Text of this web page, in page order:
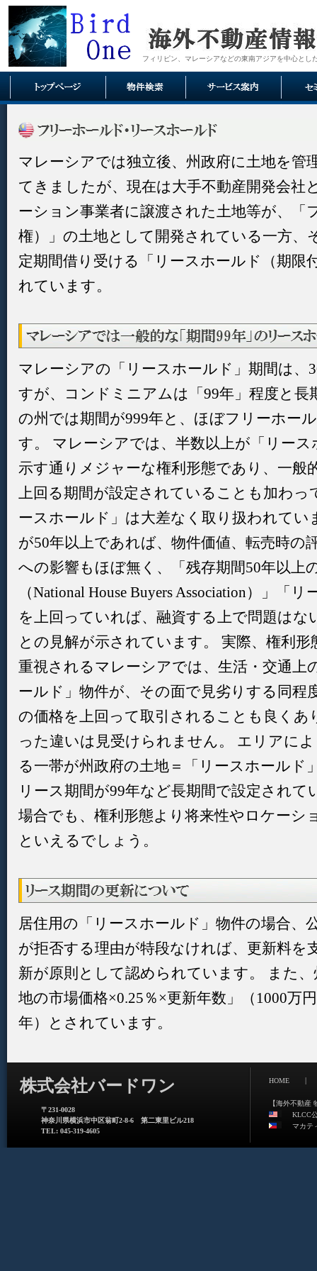
フィリピン、マレーシアなどの東南アジアを中心とし
マレーシアでは独立後、州政府に土地を管
てきましたが、現在は大手不動産開発会社
ーション事業者に譲渡された土地等が、「
権）」の土地として開発されている一方、
定期間借り受ける「リースホールド（期限
れています。
マレーシアの「リースホールド」期間は、
すが、コンドミニアムは「99年」程度と長
の州では期間が999年と、ほぼフリーホー
す。 マレーシアでは、半数以上が「リー
示す通りメジャーな権利形態であり、一般
上回る期間が設定されていることも加わっ
ースホールド」は大差なく取り扱われてい
が50年以上であれば、物件価値、転売時の
への影響もほぼ無く、「残存期間50年以上
（National House Buyers Association）」「
を上回っていれば、融資する上で問題はな
との見解が示されています。 実際、権利
重視されるマレーシアでは、生活・交通上
ールド」物件が、その面で見劣りする同程
の価格を上回って取引されることも良くあ
った違いは見受けられません。 エリアに
る一帯が州政府の土地＝「リースホールド
リース期間が99年など長期間で設定され
場合でも、権利形態より将来性やロケーシ
といえるでしょう。
居住用の「リースホールド」物件の場合、
が拒否する理由が特段なければ、更新料を
新が原則として認められています。 また
地の市場価格×0.25％×更新年数」（1000万
年）とされています。
株式会社バードワン
〒231-0028
神奈川県横浜市中区翁町2-8-6 第二東里ビル218
TEL: 045-319-4605
HOME |
【海外不動産
KLCC
マカテ